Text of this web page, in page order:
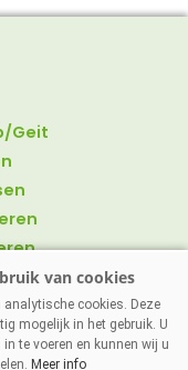
Geit
analytische cookies. Deze
mogelijk in het gebruik. U
te voeren en kunnen wij u
Meer info